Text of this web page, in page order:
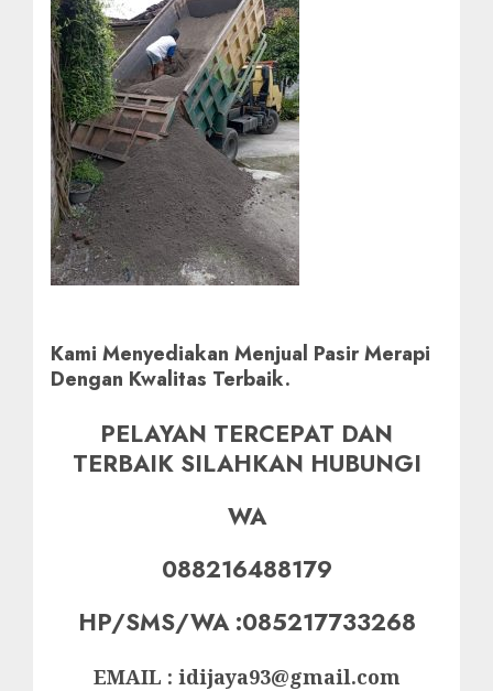
Kami Menyediakan Menjual Pasir Merapi
Dengan Kwalitas Terbaik.
PELAYAN TERCEPAT DAN
TERBAIK SILAHKAN HUBUNGI
WA
088216488179
HP/SMS/WA :085217733268
EMAIL : idijaya93@gmail.com